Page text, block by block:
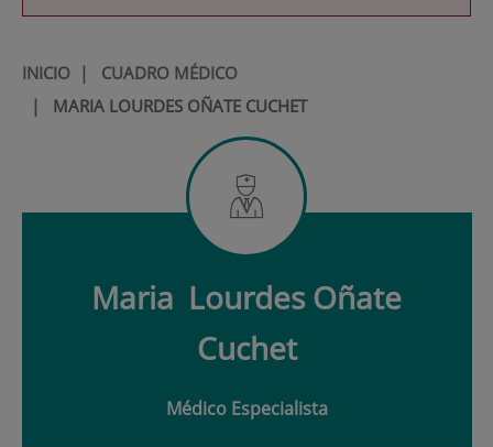
INICIO| CUADRO MÉDICO
| MARIA LOURDES OÑATE CUCHET
Maria Lourdes Oñate
Cuchet
Médico Especialista